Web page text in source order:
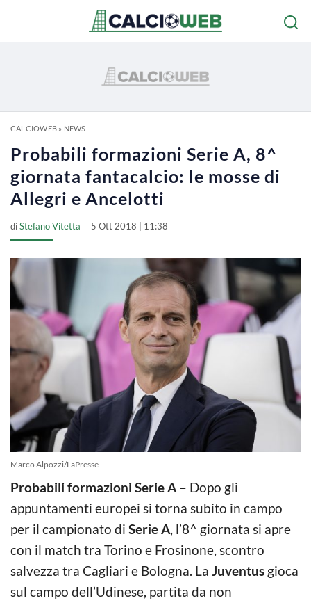
CALCIOWEB» NEWS
Probabili formazioni Serie A, 8^
giornata fantacalcio: le mosse di
Allegri e Ancelotti
diStefano Vitetta 5 Ott 2018 | 11:38
Marco Alpozzi/LaPresse
Probabili formazioni Serie A – Dopo gli
appuntamenti europei si torna subito in campo
per il campionato di Serie A, l’8^ giornata si apre
con il match tra Torino e Frosinone, scontro
salvezza tra Cagliari e Bologna. La Juventus gioca
sul campo dell’Udinese, partita da non